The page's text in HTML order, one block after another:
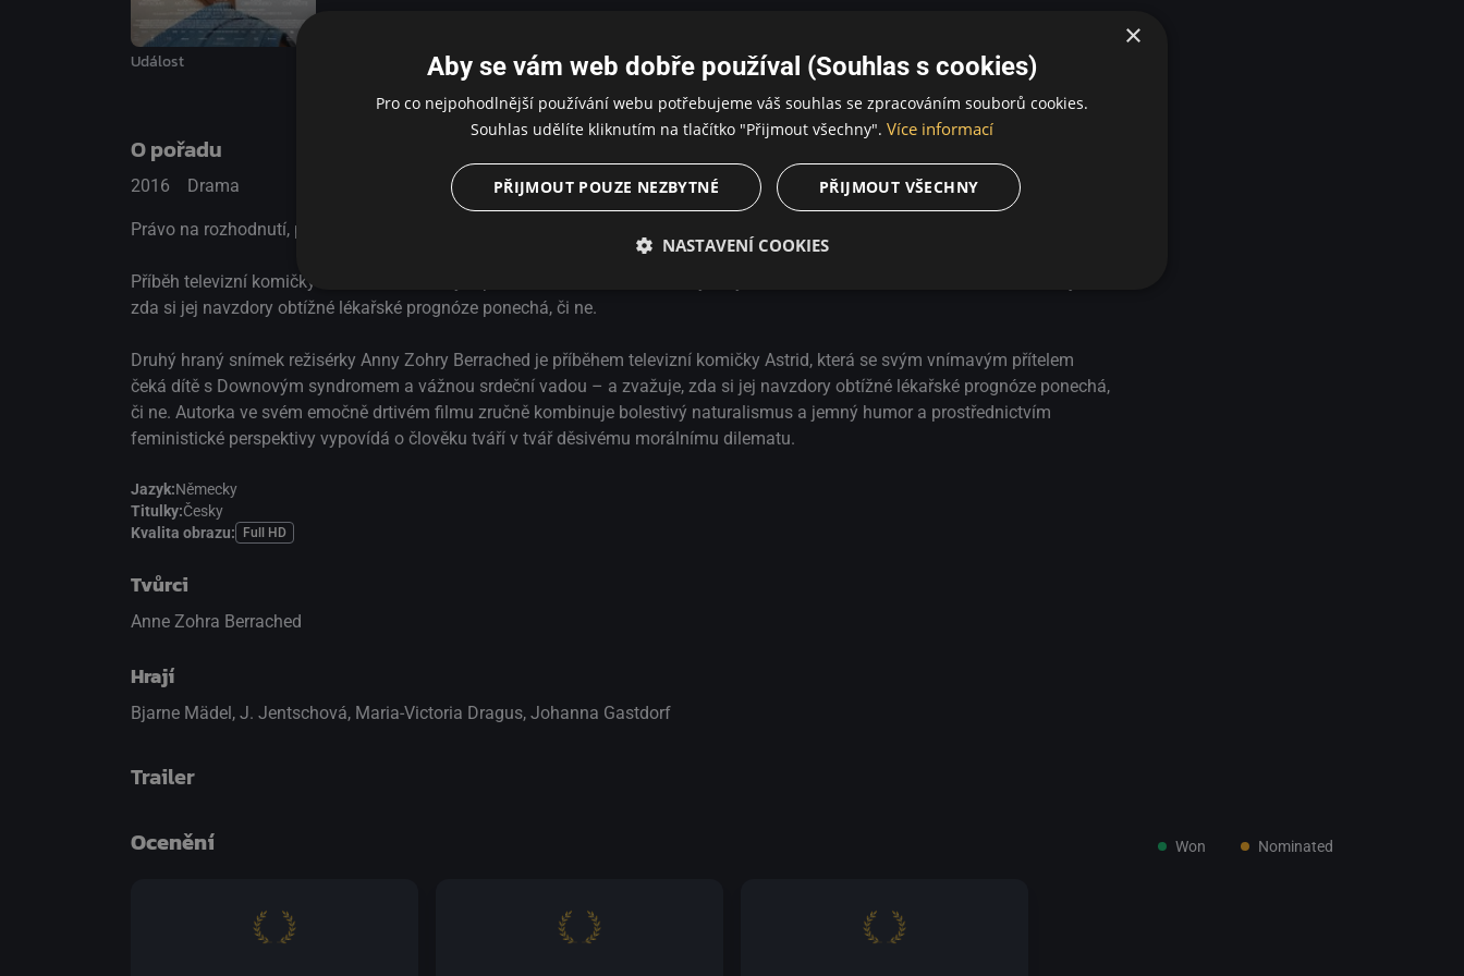
Událost
O pořadu
2016 Drama
Právo na rozhodnutí, právo na bolest.
Příběh televizní komičky Astrid, která se svým přítelem čeká dítě s Downovým syndromem a vážnou srdeční vadou a zvažuje,
zda si jej navzdory obtížné lékařské prognóze ponechá, či ne.
Druhý hraný snímek režisérky Anny Zohry Berrached je příběhem televizní komičky Astrid, která se svým vnímavým přítelem
čeká dítě s Downovým syndromem a vážnou srdeční vadou – a zvažuje, zda si jej navzdory obtížné lékařské prognóze ponechá,
či ne. Autorka ve svém emočně drtivém filmu zručně kombinuje bolestivý naturalismus a jemný humor a prostřednictvím
feministické perspektivy vypovídá o člověku tváří v tvář děsivému morálnímu dilematu.
Jazyk:Německy
Titulky:Česky
Kvalita obrazu:
Full HD
Tvůrci
Anne Zohra Berrached
Hrají
Bjarne Mädel , J. Jentschová, Maria-Victoria Dragus, Johanna Gastdorf
Trailer
přepnout na HTML5 přehrávač
Ocenění Won Nominated
×
Aby se vám web dobře používal (Souhlas s cookies)
Pro co nejpohodlnější používání webu potřebujeme váš souhlas se zpracováním souborů cookies.
Souhlas udělíte kliknutím na tlačítko "Přijmout všechny". Více informací
PŘIJMOUT VŠECHNY
PŘIJMOUT POUZE NEZBYTNÉ
NASTAVENÍ COOKIES